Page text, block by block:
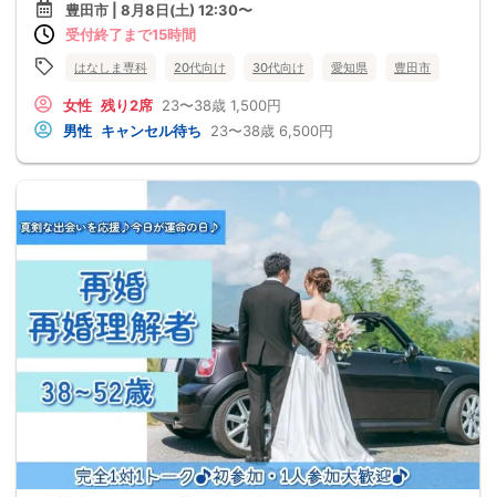
豊田市 | 8月8日(土) 12:30〜
受付終了まで15時間
はなしま専科 20代向け 30代向け 愛知県 豊田市
女性 残り2席 23〜38歳 1,500円
男性 キャンセル待ち 23〜38歳 6,500円